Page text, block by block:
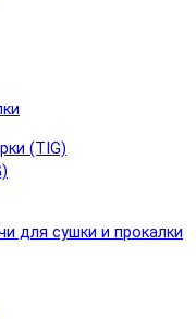
(TIG)
для сушки и прокалки